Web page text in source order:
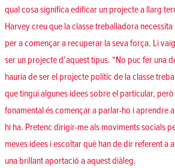
qual cosa significa edificar un projecte a llarg
Harvey creu que la classe treballadora
per a començar a recuperar la seva força. Li
ser un projecte d’aquest tipus. “No puc fer una
hauria de ser el projecte polític de la classe
que tingui algunes idees sobre el particular,
fonamental és començar a parlar-ho i aprendre
hi ha. Pretenc dirigir-me als moviments socials
meves idees i escoltar què han de dir referent a
una brillant aportació a aquest diàleg.